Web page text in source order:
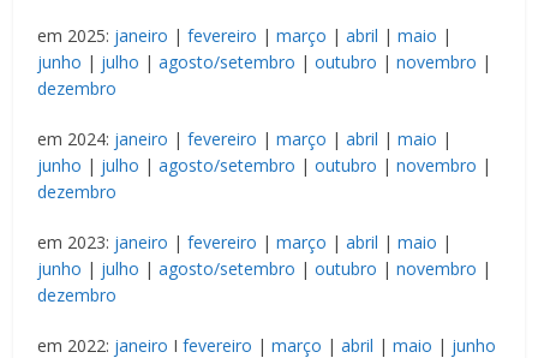
em 2025: janeiro |fevereiro |março |abril |maio |
junho | julho |agosto/setembro |outubro |novembro |
dezembro
em 2024: janeiro |fevereiro |março |abril |maio |
junho | julho |agosto/setembro |outubro |novembro |
dezembro
em 2023: janeiro |fevereiro |março |abril |maio |
junho | julho |agosto/setembro |outubro |novembro |
dezembro
em 2022: janeiro Ifevereiro |março |abril |maio | junho